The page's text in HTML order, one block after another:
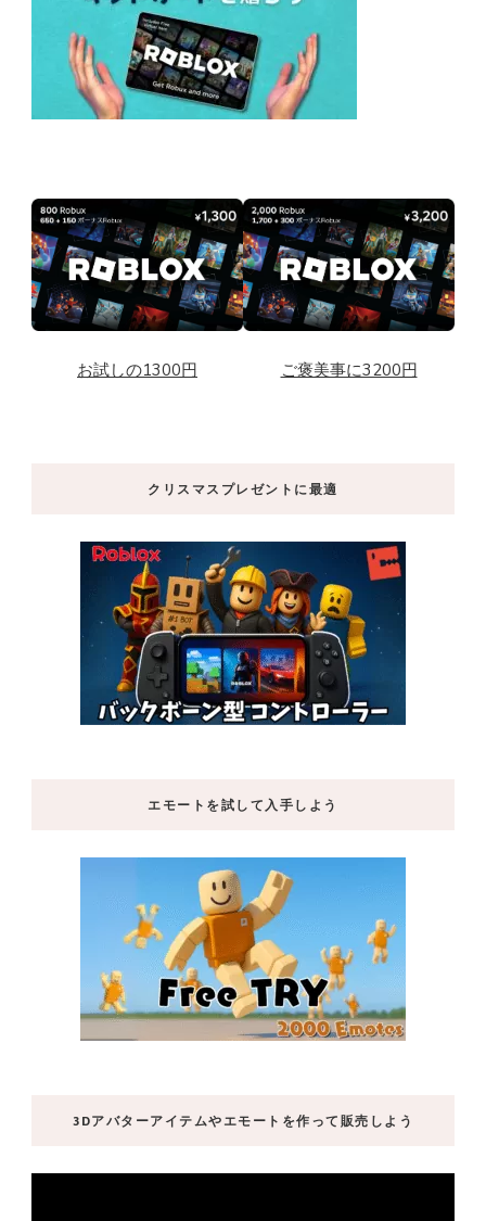
お試しの1300円 ご褒美事に3200円
クリスマスプレゼントに最適
エモートを試して入手しよう
3Dアバターアイテムやエモートを作って販売しよう